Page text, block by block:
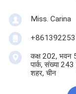
Miss. Carina
कक्ष 202, भवन 5,
पार्क, संख्या
शहर, चीन